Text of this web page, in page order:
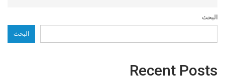
البحث
البحث
Recent Posts